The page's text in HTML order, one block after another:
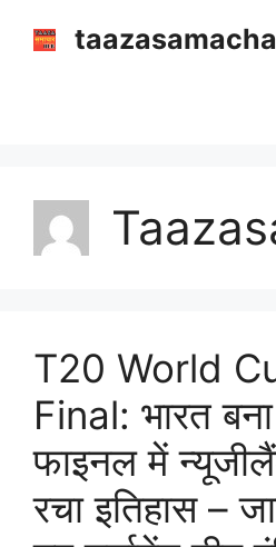
T20 World
Final: भारत
फाइनल में
रचा इतिहास –